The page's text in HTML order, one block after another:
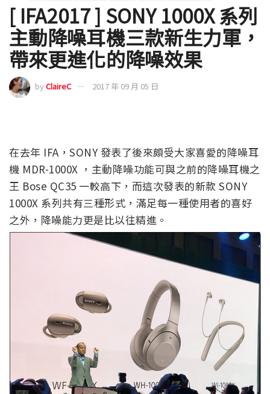
[ IFA2017 ] SONY 1000X 系列
主動降噪耳機三款新生力軍，
帶來更進化的降噪效果
byClaireC 2017 年 09 月 05 日
在去年 IFA，SONY 發表了後來頗受大家喜愛的降噪耳
機 MDR-1000X ，主動降噪功能可與之前的降噪耳機之
王 Bose QC35 一較高下，而這次發表的新款 SONY
1000X 系列共有三種形式，滿足每一種使用者的喜好
之外，降噪能力更是比以往精進。